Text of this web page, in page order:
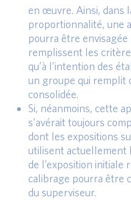
en œuvre. Ainsi, dans
proportionnalité, une
pourra être
remplissent les
qu’à l’intention des
un groupe qui remplit
consolidée.
Si, néanmoins, cette
s’avérait toujours
dont les expositions
utilisent actuellement
de l’exposition initiale
calibrage pourra être
du superviseur.